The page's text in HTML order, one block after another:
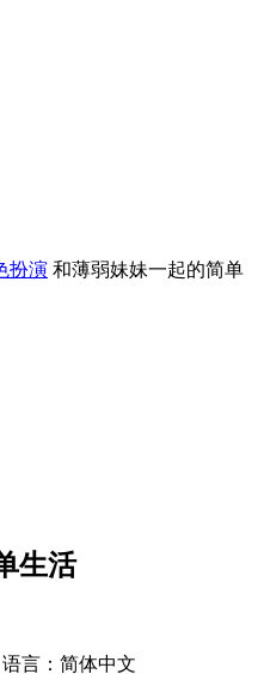
扮演 和薄弱妹妹一起的简单
生活
语言：简体中文